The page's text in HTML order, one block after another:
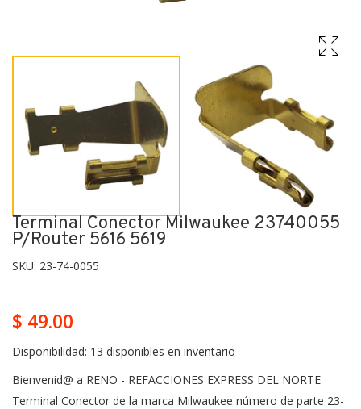
Terminal Conector Milwaukee 23740055
P/router 5616 5619
SKU: 23-74-0055
$ 49.00
Disponibilidad: 13 disponibles en inventario
Bienvenid@ a RENO - REFACCIONES EXPRESS DEL NORTE
Terminal Conector de la marca Milwaukee número de parte 23-